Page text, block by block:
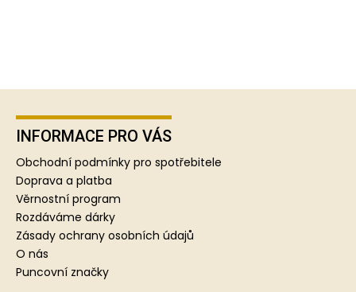
Z
INFORMACE PRO VÁS
Obchodní podmínky pro spotřebitele
Doprava a platba
Věrnostní program
Rozdáváme dárky
Zásady ochrany osobních údajů
O nás
Puncovní značky